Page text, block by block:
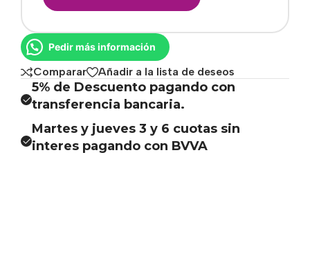
Pedir más información
Comparar Añadir a la lista de deseos
5% de Descuento pagando con
transferencia bancaria.
Martes y jueves 3 y 6 cuotas sin
interes pagando con BVVA